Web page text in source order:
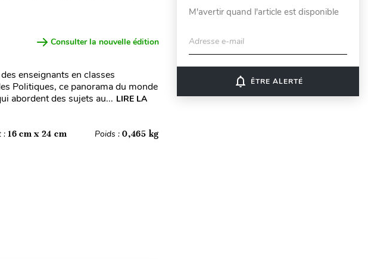
Consulter la nouvelle édition
enseignants en classes
Politiques, ce panorama du monde
abordent des sujets au... LIRE LA
:16 cm x 24 cm Poids :0,465 kg
M'avertir quand l'article est disponible
Adresse e-mail
notifications_none ÊTRE ALERTÉ